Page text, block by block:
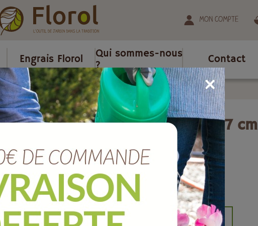
Mon compte
Engrais Florol
Qui sommes-nous
?
Contact
Coupe ebla cendre Ø 27 cm
Coupe EBLA cendre Ø 27 cm
Ref : 167027005
EAN :
8051560242975
Marque : TERAPLAST
Quantité :